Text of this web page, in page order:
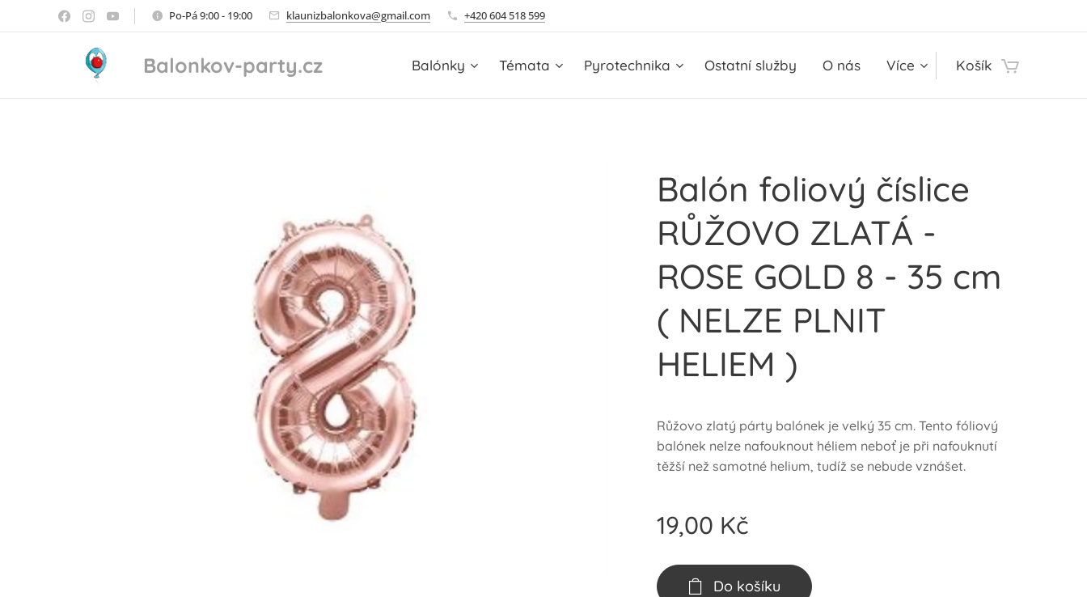
Po-Pá 9:00 - 19:00 klaunizbalonkova@gmail.com +420 604 518 599
Balonkov-party.cz Balónky Témata Pyrotechnika Ostatní služby O nás Více Košík
Balón foliový číslice
RŮŽOVO ZLATÁ -
ROSE GOLD 8 - 35 cm
( NELZE PLNIT
HELIEM )
Růžovo zlatý párty balónek je velký 35 cm. Tento fóliový
balónek nelze nafouknout héliem neboť je při nafouknutí
těžší než samotné helium, tudíž se nebude vznášet.
19,00 Kč
Do košíku